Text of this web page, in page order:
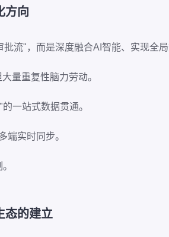
方向
流"，而是深度融合AI智能、实现全
量重复性脑力劳动。
一站式数据贯通。
端实时同步。
态的建立